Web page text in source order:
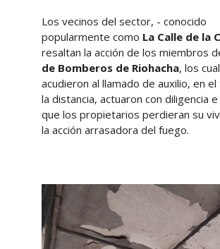
Los vecinos del sector, - conocido
popularmente como La Calle de la
resaltan la acción de los miembros
de Bomberos de Riohacha, los
acudieron al llamado de auxilio, en
la distancia, actuaron con diligencia
que los propietarios perdieran su
la acción arrasadora del fuego.